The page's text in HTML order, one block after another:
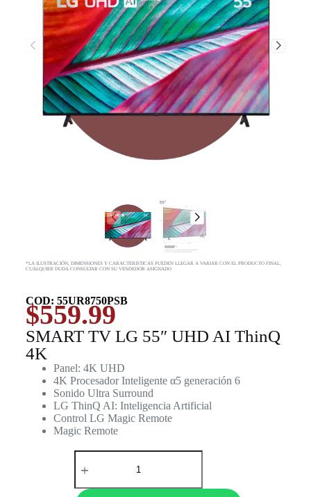
*LA ILUSTRACIÓN, DIMENSIONES Y CARACTERISTICAS PUEDEN LLEGAR A VARIAR CON EL PRODUCTO FINAL,
CUALQUIER DUDA CONSULTAR CON SU VENDEDOR ASIGNADO
COD: 55UR8750PSB
$559.99
SMART TV LG 55″ UHD AI ThinQ
4K
Panel: 4K UHD
4K Procesador Inteligente α5 generación 6
Sonido Ultra Surround
LG ThinQ AI: Inteligencia Artificial
Control LG Magic Remote
Magic Remote